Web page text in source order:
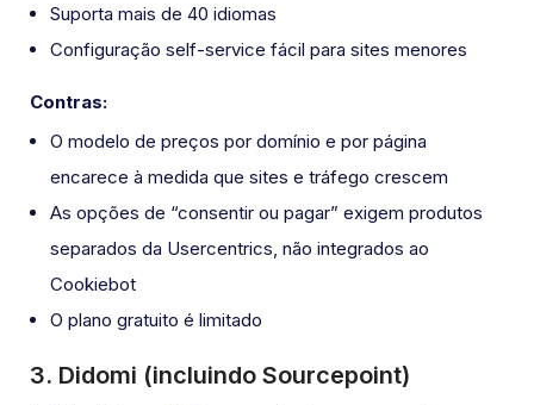
Suporta mais de 40 idiomas
Configuração self-service fácil para sites menores
Contras:
O modelo de preços por domínio e por página
encarece à medida que sites e tráfego crescem
As opções de “consentir ou pagar” exigem produtos
separados da Usercentrics, não integrados ao
Cookiebot
O plano gratuito é limitado
3. Didomi (incluindo Sourcepoint)